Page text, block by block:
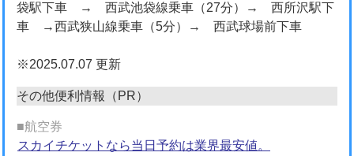
袋駅下車 → 西武池袋線乗車（27分）→ 西所沢駅下
車 →西武狭山線乗車（5分）→ 西武球場前下車
※2025.07.07 更新
その他便利情報（PR）
■航空券
スカイチケットなら当日予約は業界最安値。